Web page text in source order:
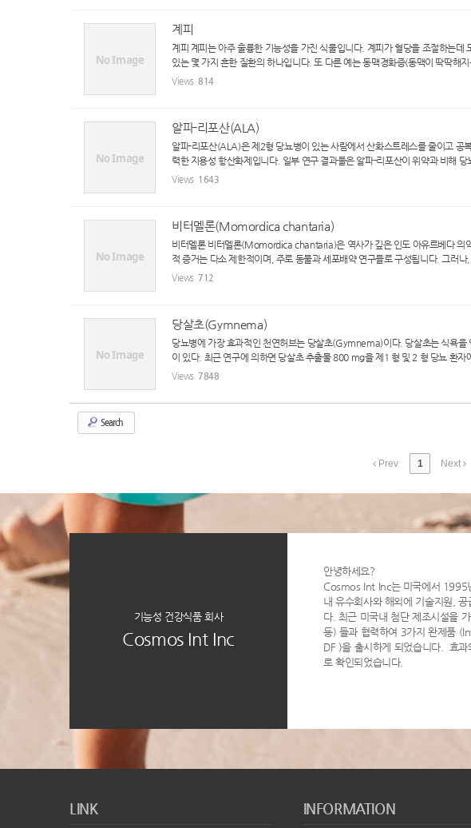
No Image
계피
계피 계피는 아주 훌륭한 기능성을 가진 식물입니다. 계피가 혈당을 조절하는
있는 몇 가지 흔한 질환의 하나입니다. 또 다른 예는 동맥경화증(동맥이 딱딱해지
Views 814
No Image
알파-리포산(ALA)
알파-리포산(ALA)은 제2형 당뇨병이 있는 사람에서 산화스트레스를 줄이고
력한 지용성 항산화제입니다. 일부 연구 결과들은 알파-리포산이 위약과 비해 당
Views 1643
No Image
비터멜론(Momordica chantaria)
비터멜론 비터멜론(Momordica chantaria)은 역사가 깊은 인도 아유르베다 의
적 증거는 다소 제한적이며, 주로 동물과 세포배약 연구들로 구성됩니다. 그러나,
Views 712
No Image
당살초(Gymnema)
당뇨병에 가장 효과적인 천연허브는 당살초(Gymnema)이다. 당살초는 식욕
이 있다. 최근 연구에 의하면 당살초 추출물 800 mg을 제1 형 및 2 형 당뇨 환자
Views 7848
Search
Prev 1 Next
기능성 건강식품 회사
Cosmos Int Inc
안녕하세요?
Cosmos Int Inc는 미국에서 1995
내 유수회사와 해외에 기술지원,
다. 최근 미국내 첨단 제조시설을
등) 들과 협력하여 3가지 완제품
DF )을 출시하게 되었습니다. 효
로 확인되었습니다.
LINK INFORMATION